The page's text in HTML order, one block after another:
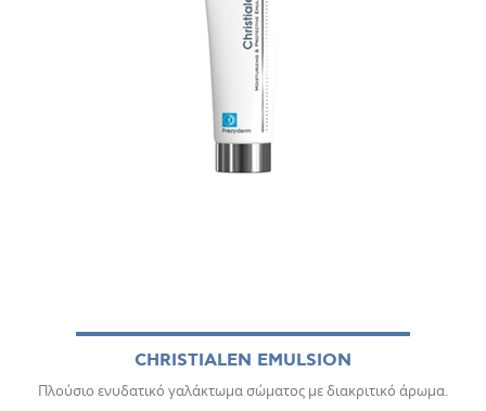
CHRISTIALEN EMULSION
Πλούσιο ενυδατικό γαλάκτωμα σώματος με διακριτικό άρωμα.